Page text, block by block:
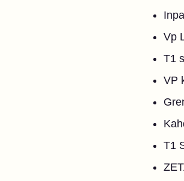
Vp
T1
VP
T1